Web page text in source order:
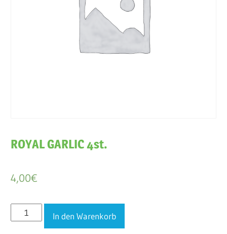
ROYAL GARLIC 4st.
4,00€
ROYAL
GARLIC
In den Warenkorb